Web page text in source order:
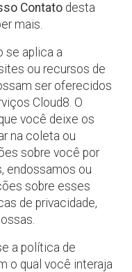
Contato desta
mais.
se aplica a
ou recursos de
ser oferecidos
Cloud8. O
você deixe os
na coleta ou
sobre você por
endossamos ou
sobre esses
de privacidade,
a política de
o qual você interaja